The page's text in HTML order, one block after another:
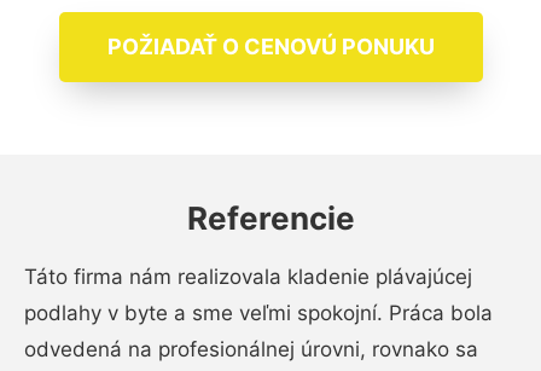
POŽIADAŤ O CENOVÚ PONUKU
Referencie
Táto firma nám realizovala kladenie plávajúcej
podlahy v byte a sme veľmi spokojní. Práca bola
odvedená na profesionálnej úrovni, rovnako sa